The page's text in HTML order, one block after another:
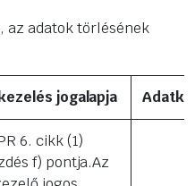
az adatok törlésének
jogalapja
6. cikk (1)
f) pontja.Az